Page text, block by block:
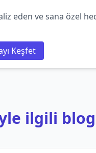
eden ve sana özel
Keşfet
ilgili blog